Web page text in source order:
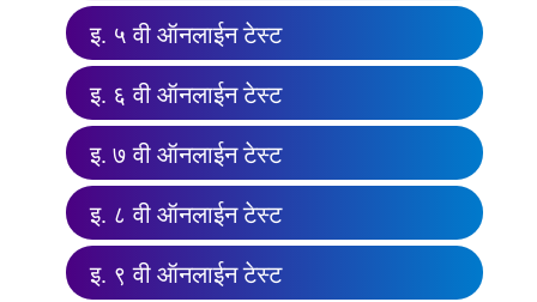
इ. ५ वी ऑनलाईन टेस्ट
इ. ६ वी ऑनलाईन टेस्ट
इ. ७ वी ऑनलाईन टेस्ट
इ. ८ वी ऑनलाईन टेस्ट
इ. ९ वी ऑनलाईन टेस्ट